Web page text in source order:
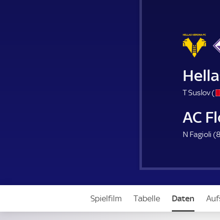
T Suslov (
AC
N Fagioli (
Spielfilm Tabelle Daten